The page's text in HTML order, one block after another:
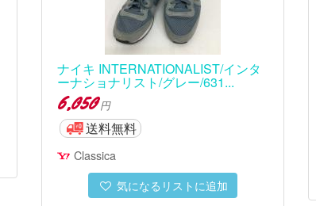
ナイキ INTERNATIONALIST/インタ
ーナショナリスト/グレー/631...
6,050 円
送料無料
Classica
気になるリストに追加